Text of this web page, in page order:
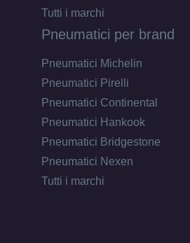
Tutti i marchi
Pneumatici per brand
Pneumatici Michelin
Pneumatici Pirelli
Pneumatici Continental
Pneumatici Hankook
Pneumatici Bridgestone
Pneumatici Nexen
Tutti i marchi